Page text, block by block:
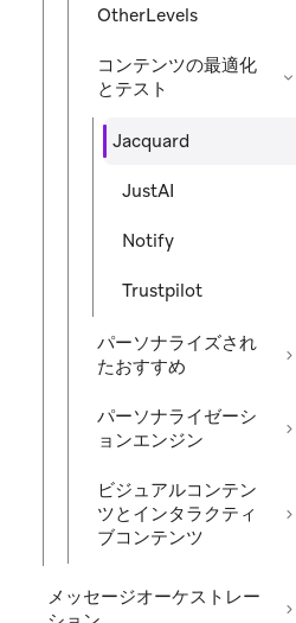
OtherLevels
コンテンツの最適化
とテスト
Jacquard
JustAI
Notify
Trustpilot
パーソナライズされ
たおすすめ
パーソナライゼーシ
ョンエンジン
ビジュアルコンテン
ツとインタラクティ
ブコンテンツ
メッセージオーケストレー